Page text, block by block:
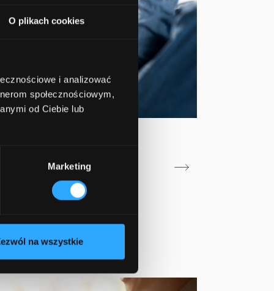
O plikach cookies
i analizować
społecznościowym,
od Ciebie lub
Marketing
na wszystkie